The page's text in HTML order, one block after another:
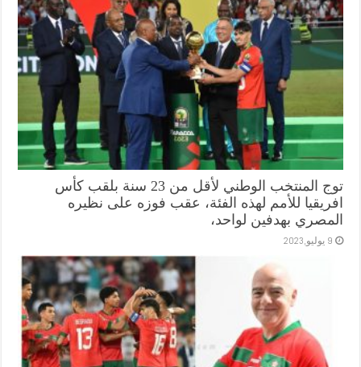
توج المنتخب الوطني لأقل من 23 سنة بلقب كأس
افريقيا للأمم لهذه الفئة، عقب فوزه على نظيره
المصري بهدفين لواحد،
9 يوليو,2023